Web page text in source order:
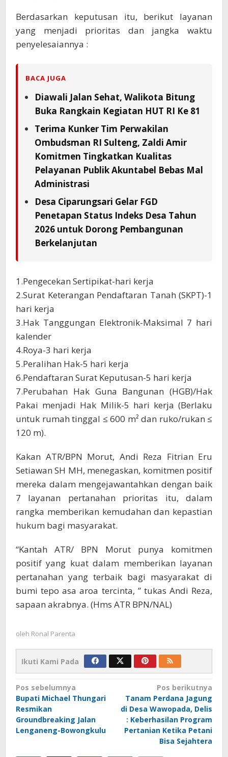
Berdasarkan keputusan itu, berikut layanan
yang menjadi prioritas dan jangka waktu
penyelesaiannya :
BACA JUGA
Diawali Jalan Sehat, Walikota Bitung
Buka Rangkain Kegiatan HUT RI Ke 81
Terima Kunker Tim Perwakilan
Ombudsman RI Sulteng, Zaldi Amir
Komitmen Tingkatkan Kualitas
Pelayanan Publik Akuntabel Bebas Mal
Administrasi
Desa Ciparungsari Gelar FGD
Penetapan Status Indeks Desa Tahun
2026 untuk Dorong Pembangunan
Berkelanjutan
1.Pengecekan Sertipikat-hari kerja
2.Surat Keterangan Pendaftaran Tanah (SKPT)-1
hari kerja
3.Hak Tanggungan Elektronik-Maksimal 7 hari
kalender
4.Roya-3 hari kerja
5.Peralihan Hak-5 hari kerja
6.Pendaftaran Surat Keputusan-5 hari kerja
7.Perubahan Hak Guna Bangunan (HGB)/Hak
Pakai menjadi Hak Milik-5 hari kerja (Berlaku
untuk rumah tinggal ≤ 600 m² dan ruko/rukan ≤
120 m).
Kakan ATR/BPN Morut, Andi Reza Fitrian Eru
Setiawan SH MH, menegaskan, komitmen positif
mereka dalam mengejawantahkan dengan baik
7 layanan pertanahan prioritas itu, dalam
rangka memberikan kemudahan dan kepastian
hukum bagi masyarakat.
“Kantah ATR/ BPN Morut punya komitmen
positif yang kuat dalam memberikan layanan
pertanahan yang terbaik bagi masyarakat di
bumi tepo asa aroa tercinta, ” tukas Andi Reza,
sapaan akrabnya. (Hms ATR BPN/NAL)
oleh Ronal Parenta
Ikuti Kami Pada
Navigasi
pos
Pos sebelumnya
Bupati Michael Thungari
Resmikan
Groundbreaking Jalan
Lenganeng-Bowongkulu
Pos berikutnya
Tanam Perdana Jagung
di Desa Wawopada, Delis
: Keberhasilan Program
Pertanian Ketika Petani
Bisa Sejahtera